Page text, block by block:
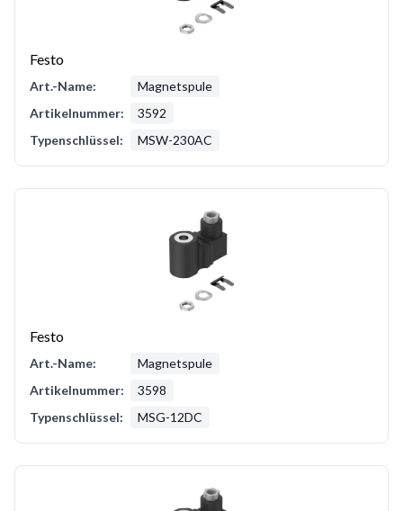
Festo
Art.-Name:
Magnetspule
Artikelnummer:
3592
Typenschlüssel:
MSW-230AC
Festo
Art.-Name:
Magnetspule
Artikelnummer:
3598
Typenschlüssel:
MSG-12DC